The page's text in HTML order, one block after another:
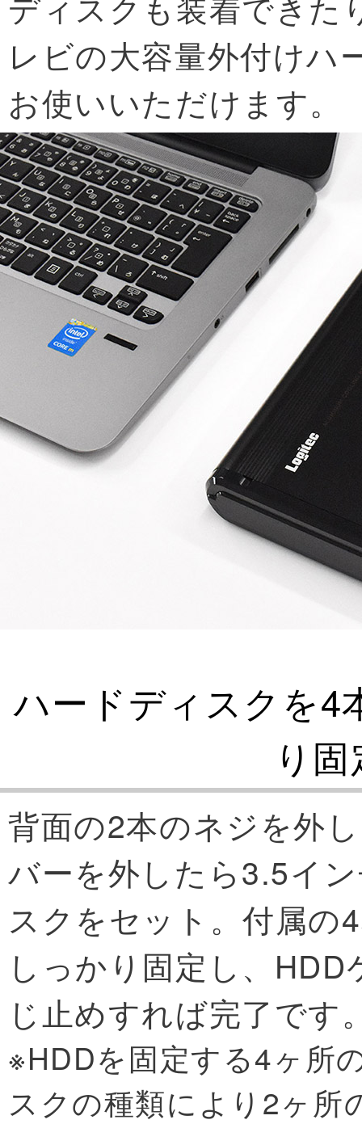
レビの大容量外付けハ
お使いいただけます。
ハードディスクを4
り
背面の2本のネジを外
バーを外したら3.5イ
スクをセット。付属の
しっかり固定し、
じ止めすれば完了です
※HDDを固定する4ヶ所
スクの種類により2ヶ所